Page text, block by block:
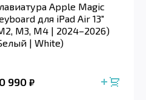
Apple Magic
для iPad Air 13"
M3, M4 | 2024–2026)
| White)
990₽